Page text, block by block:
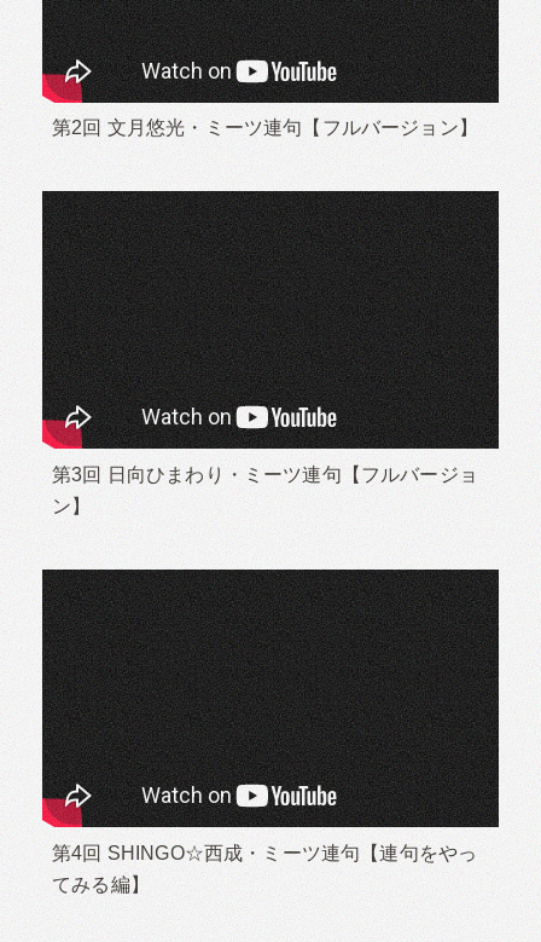
第2回 文月悠光・ミーツ連句【フルバージョン】
第3回 日向ひまわり・ミーツ連句【フルバージョ
ン】
第4回 SHINGO☆西成・ミーツ連句【連句をやっ
てみる編】